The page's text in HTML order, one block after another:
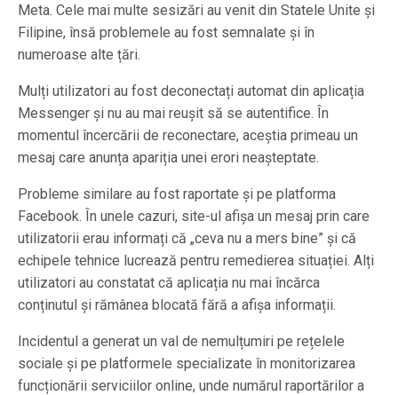
Meta. Cele mai multe sesizări au venit din Statele Unite și
Filipine, însă problemele au fost semnalate și în
numeroase alte țări.
Mulți utilizatori au fost deconectați automat din aplicația
Messenger și nu au mai reușit să se autentifice. În
momentul încercării de reconectare, aceștia primeau un
mesaj care anunța apariția unei erori neașteptate.
Probleme similare au fost raportate și pe platforma
Facebook. În unele cazuri, site-ul afișa un mesaj prin care
utilizatorii erau informați că „ceva nu a mers bine” și că
echipele tehnice lucrează pentru remedierea situației. Alți
utilizatori au constatat că aplicația nu mai încărca
conținutul și rămânea blocată fără a afișa informații.
Incidentul a generat un val de nemulțumiri pe rețelele
sociale și pe platformele specializate în monitorizarea
funcționării serviciilor online, unde numărul raportărilor a